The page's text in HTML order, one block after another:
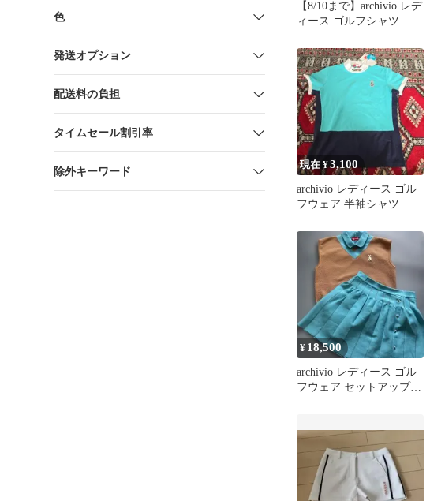
色
発送オプション
配送料の負担
タイムセール割引率
除外キーワード
【8/10まで】archivio レデ
ィース ゴルフシャツ ホ
現在 ¥3,100
archivio レディース ゴル
フウェア 半袖シャツ
¥ 18,500
archivio レディース ゴル
フウェア セットアップ